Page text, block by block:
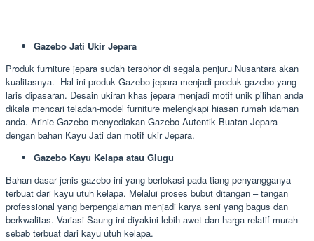
Gazebo Jati Ukir Jepara
Produk furniture jepara sudah tersohor di segala penjuru Nusantara akan
kualitasnya. Hal ini produk Gazebo jepara menjadi produk gazebo yang
laris dipasaran. Desain ukiran khas jepara menjadi motif unik pilihan anda
dikala mencari teladan-model furniture melengkapi hiasan rumah idaman
anda. Arinie Gazebo menyediakan Gazebo Autentik Buatan Jepara
dengan bahan Kayu Jati dan motif ukir Jepara.
Gazebo Kayu Kelapa atau Glugu
Bahan dasar jenis gazebo ini yang berlokasi pada tiang penyangganya
terbuat dari kayu utuh kelapa. Melalui proses bubut ditangan – tangan
professional yang berpengalaman menjadi karya seni yang bagus dan
berkwalitas. Variasi Saung ini diyakini lebih awet dan harga relatif murah
sebab terbuat dari kayu utuh kelapa.